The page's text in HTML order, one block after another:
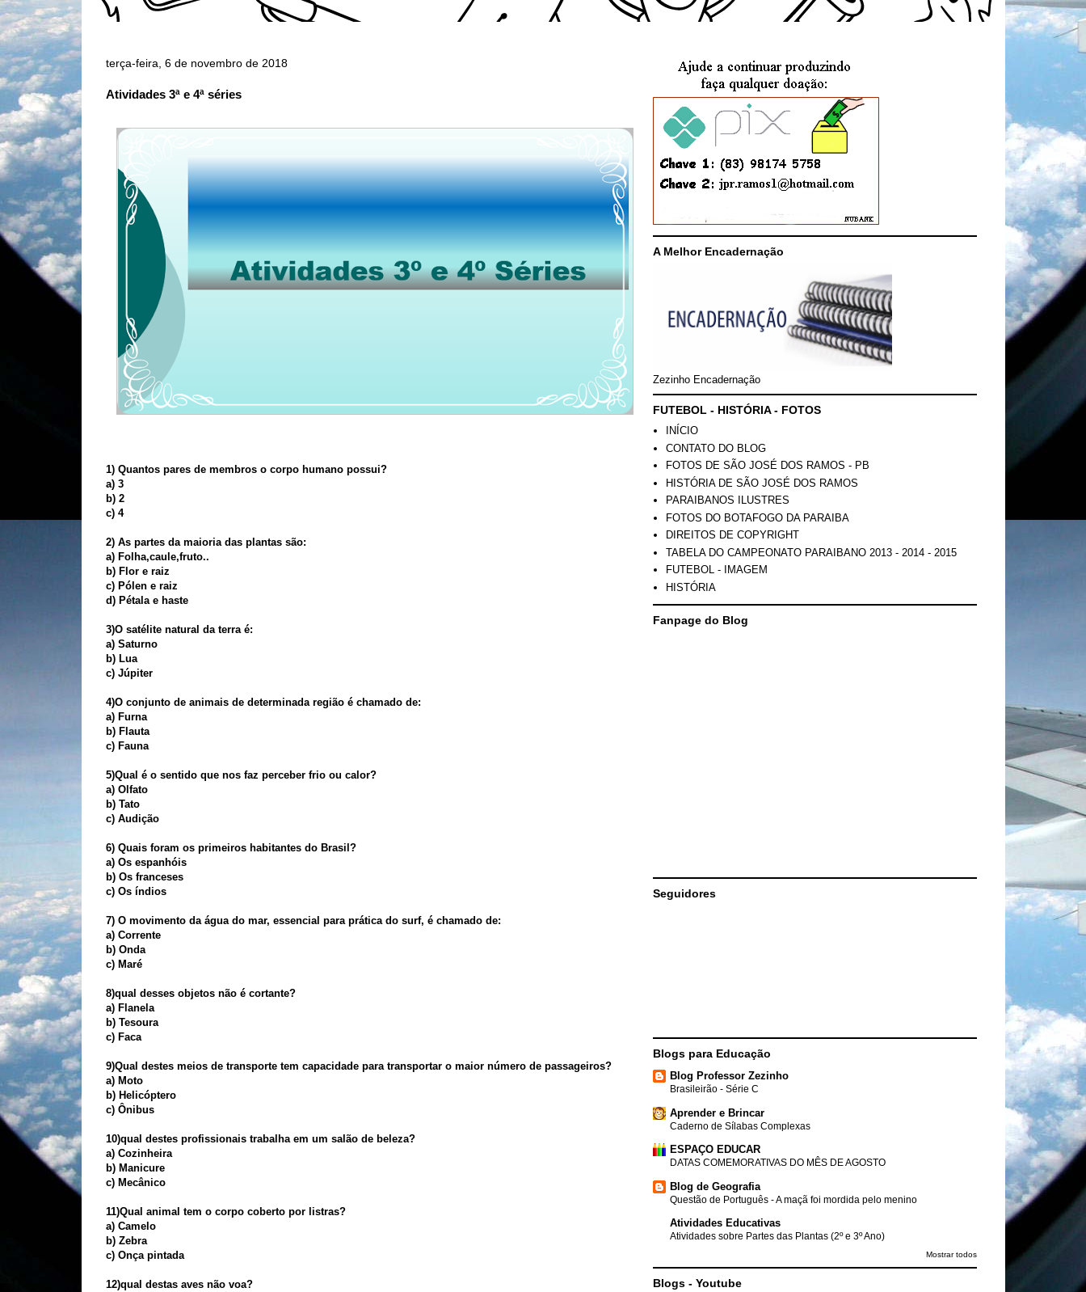
terça-feira, 6 de novembro de 2018
Atividades 3ª e 4ª séries
1) Quantos pares de membros o corpo humano possui?
a) 3
b) 2
c) 4
2) As partes da maioria das plantas são:
a) Folha,caule,fruto..
b) Flor e raiz
c) Pólen e raiz
d) Pétala e haste
3)O satélite natural da terra é:
a) Saturno
b) Lua
c) Júpiter
4)O conjunto de animais de determinada região é chamado de:
a) Furna
b) Flauta
c) Fauna
5)Qual é o sentido que nos faz perceber frio ou calor?
a) Olfato
b) Tato
c) Audição
6) Quais foram os primeiros habitantes do Brasil?
a) Os espanhóis
b) Os franceses
c) Os índios
7) O movimento da água do mar, essencial para prática do surf, é chamado de:
a) Corrente
b) Onda
c) Maré
8)qual desses objetos não é cortante?
a) Flanela
b) Tesoura
c) Faca
9)Qual destes meios de transporte tem capacidade para transportar o maior número de passageiros?
a) Moto
b) Helicóptero
c) Ônibus
10)qual destes profissionais trabalha em um salão de beleza?
a) Cozinheira
b) Manicure
c) Mecânico
11)Qual animal tem o corpo coberto por listras?
a) Camelo
b) Zebra
c) Onça pintada
12)qual destas aves não voa?
A Melhor Encadernação
Zezinho Encadernação
FUTEBOL - HISTÓRIA - FOTOS
INÍCIO
CONTATO DO BLOG
FOTOS DE SÃO JOSÉ DOS RAMOS - PB
HISTÓRIA DE SÃO JOSÉ DOS RAMOS
PARAIBANOS ILUSTRES
FOTOS DO BOTAFOGO DA PARAIBA
DIREITOS DE COPYRIGHT
TABELA DO CAMPEONATO PARAIBANO 2013 - 2014 - 2015
FUTEBOL - IMAGEM
HISTÓRIA
Fanpage do Blog
Seguidores
Blogs para Educação
Blog Professor Zezinho
Brasileirão - Série C
Aprender e Brincar
Caderno de Sílabas Complexas
ESPAÇO EDUCAR
DATAS COMEMORATIVAS DO MÊS DE AGOSTO
Blog de Geografia
Questão de Português - A maçã foi mordida pelo menino
Atividades Educativas
Atividades sobre Partes das Plantas (2º e 3º Ano)
Mostrar todos
Blogs - Youtube